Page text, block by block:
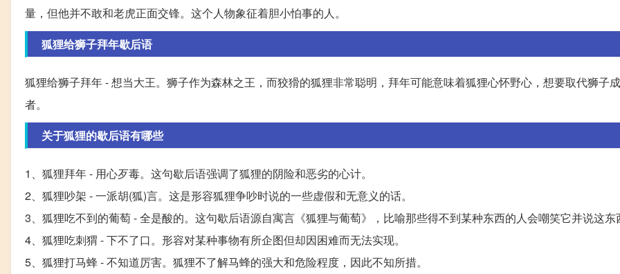
量，但他并不敢和老虎正面交锋。这个人物象征着胆小怕事的人。
狐狸给狮子拜年歇后语
狐狸给狮子拜年 - 想当大王。狮子作为森林之王，而狡猾的狐狸非常聪明，拜年可能意味着狐狸心怀野心，想要取代狮子
者。
关于狐狸的歇后语有哪些
1、狐狸拜年 - 用心歹毒。这句歇后语强调了狐狸的阴险和恶劣的心计。
2、狐狸吵架 - 一派胡(狐)言。这是形容狐狸争吵时说的一些虚假和无意义的话。
3、狐狸吃不到的葡萄 - 全是酸的。这句歇后语源自寓言《狐狸与葡萄》，比喻那些得不到某种东西的人会嘲笑它并说这东
4、狐狸吃刺猬 - 下不了口。形容对某种事物有所企图但却因困难而无法实现。
5、狐狸打马蜂 - 不知道厉害。狐狸不了解马蜂的强大和危险程度，因此不知所措。